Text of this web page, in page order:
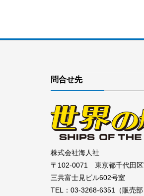
問合せ先
株式会社海人社
〒102-0071 東京都千代田
三共富士見ビル602号室
TEL：03-3268-6351（販売部